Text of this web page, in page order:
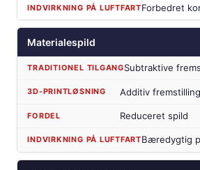
Forbedret
Materialespild
Subtraktive
Additiv fremstilling
Reduceret spild
Bæredygtig